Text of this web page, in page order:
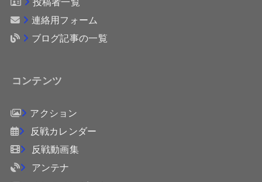
連絡用フォーム
ブログ記事の一覧
コンテンツ
アクション
反戦カレンダー
反戦動画集
アンテナ